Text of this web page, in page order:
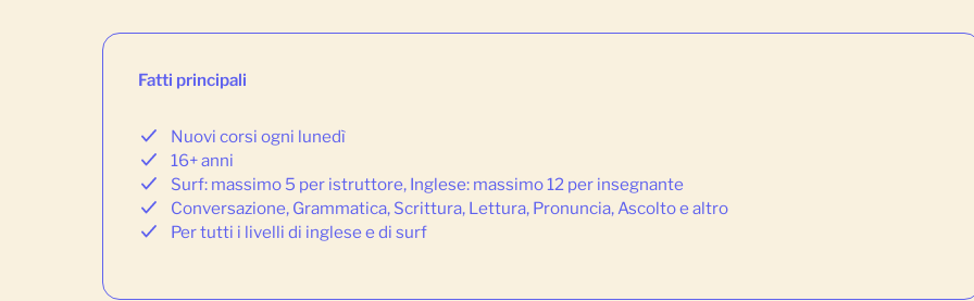
Fatti principali
Nuovi corsi ogni lunedì
16+ anni
Surf: massimo 5 per istruttore, Inglese: massimo 12 per insegnante
Conversazione, Grammatica, Scrittura, Lettura, Pronuncia, Ascolto e altro
Per tutti i livelli di inglese e di surf